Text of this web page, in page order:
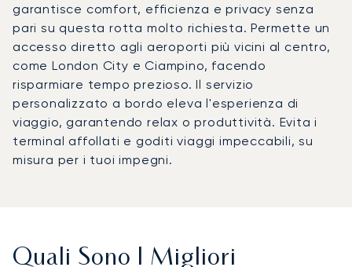
garantisce comfort, efficienza e privacy senza
pari su questa rotta molto richiesta. Permette un
accesso diretto agli aeroporti più vicini al centro,
come London City e Ciampino, facendo
risparmiare tempo prezioso. Il servizio
personalizzato a bordo eleva l'esperienza di
viaggio, garantendo relax o produttività. Evita i
terminal affollati e goditi viaggi impeccabili, su
misura per i tuoi impegni.
Quali Sono I Migliori